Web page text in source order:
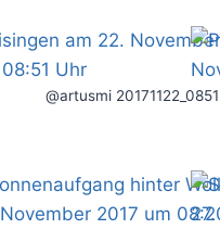
@artusmi 20171122_0851